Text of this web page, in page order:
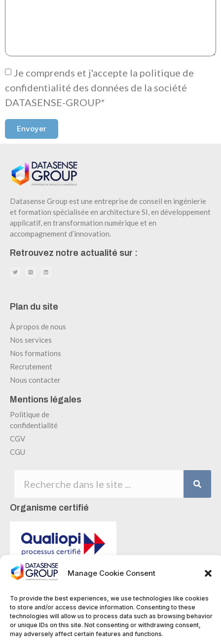
Manage Cookie Consent
To provide the best experiences, we use technologies like cookies
to store and/or access device information. Consenting to these
technologies will allow us to process data such as browsing behavior
or unique IDs on this site. Not consenting or withdrawing consent,
may adversely affect certain features and functions.
Je comprends et j'accepte la politique de
confidentialité des données de la société
DATASENSE-GROUP*
Envoyer
Datasense Group est une entreprise de conseil en ingénierie
et formation spécialisée en architecture SI, en développement
applicatif, en transformation numérique et en
accompagnement d’innovation.
Retrouvez notre actualité sur :
Plan du site
À propos de nous
Nos services
Nos formations
Recrutement
Nous contacter
Mentions légales
Politique de
confidentialité
CGV
CGU
Organisme certifié
de la catégorie d'action suivante :
de Formation